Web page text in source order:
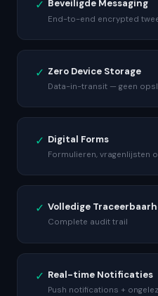
✓ Beveiligde Messaging
End-to-end encrypted
✓ Zero Device Storage
Data-in-transit — geen
✓ Digital Forms
Formulieren, vragenlijsten
✓ Volledige
Complete audit trail
✓ Real-time Notificaties
Push notifications +